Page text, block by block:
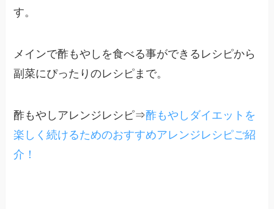
す。
メインで酢もやしを食べる事ができるレシピから
副菜にぴったりのレシピまで。
酢もやしアレンジレシピ⇒酢もやしダイエットを
楽しく続けるためのおすすめアレンジレシピご紹
介！